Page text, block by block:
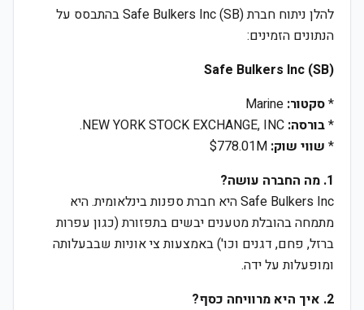
להלן ניתוח חברת Safe Bulkers Inc (SB) בהתבסס על
הנתונים הזמינים:
Safe Bulkers Inc (SB)
*סקטור:
*בורסה:
* שווי שוק:
1. מה החברה עושה?
Safe Bulkers Inc היא חברת ספנות בינלאומית. היא
מתמחה בהובלת מטענים יבשים בתפזורת (כגון עפרות
ברזל, פחם, דגנים וכו') באמצעות צי אוניות שבבעלותה
ומופעלות על ידה.
2. איך היא מרוויחה כסף?